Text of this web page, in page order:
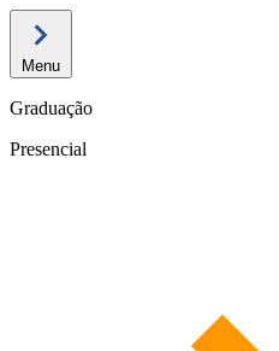
Menu
Graduação
Presencial